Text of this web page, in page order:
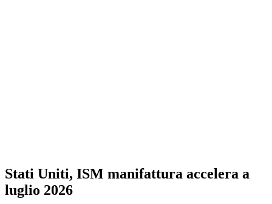
Stati Uniti, ISM manifattura accelera a
luglio 2026